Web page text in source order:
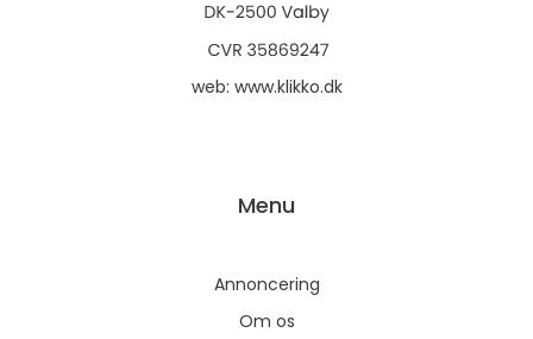
web: www.klikko.dk
Menu
Annoncering
Om os